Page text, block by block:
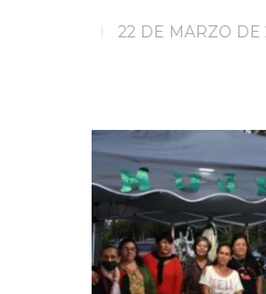
22 DE MARZO DE